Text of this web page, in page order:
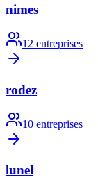
nimes
12 entreprises
rodez
10 entreprises
lunel